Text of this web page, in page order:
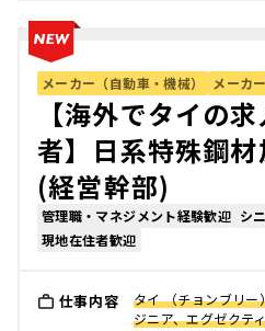
メーカー（自動車・機械） メーカ
【海外でタイの
者】日系特殊鋼
(経営幹部)
管理職・マネジメント経験歓迎 シ
現地在住者歓迎
仕事内容
タイ （チョンブリ
ジニア、エグゼクテ